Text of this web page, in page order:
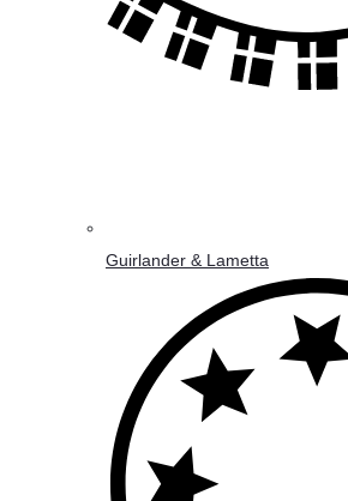
Guirlander & Lametta